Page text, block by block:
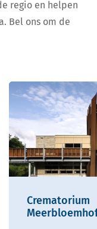
regio en helpen
Bel ons om de
Crematorium